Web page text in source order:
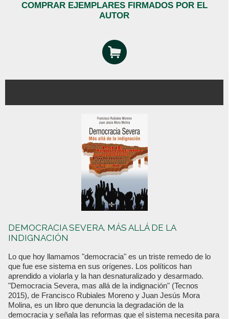
COMPRAR EJEMPLARES FIRMADOS POR EL
AUTOR
DEMOCRACIA SEVERA. MÁS ALLÁ DE LA
INDIGNACIÓN
Lo que hoy llamamos "democracia" es un triste remedo de lo
que fue ese sistema en sus orígenes. Los políticos han
aprendido a violarla y la han desnaturalizado y desarmado.
"Democracia Severa, mas allá de la indignación" (Tecnos
2015), de Francisco Rubiales Moreno y Juan Jesús Mora
Molina, es un libro que denuncia la degradación de la
democracia y señala las reformas que el sistema necesita para